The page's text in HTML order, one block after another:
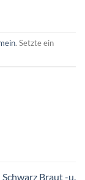
. Setzte ein
Schwarz Braut -u.